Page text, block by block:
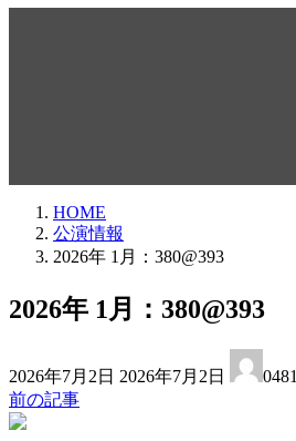
HOME
公演情報
2026年 1月：380@393
2026年 1月：380@393
2026年7月2日 終
2026年7月2日
0481
前の記事